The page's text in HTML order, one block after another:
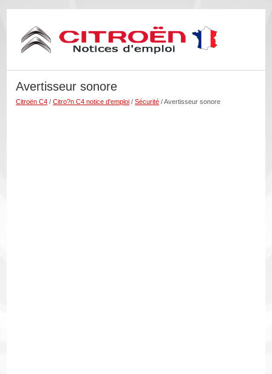
Avertisseur sonore
Citroën C4 /Citro?n C4 notice d'emploi /Sécurité / Avertisseur sonore